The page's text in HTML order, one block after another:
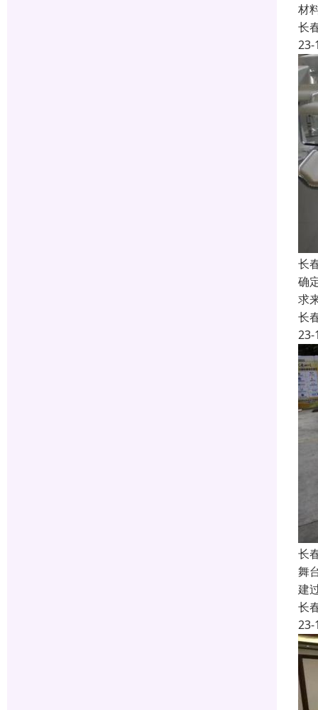
材
长
23-
长
确
求
长
23-
长
舞
建
长
23-